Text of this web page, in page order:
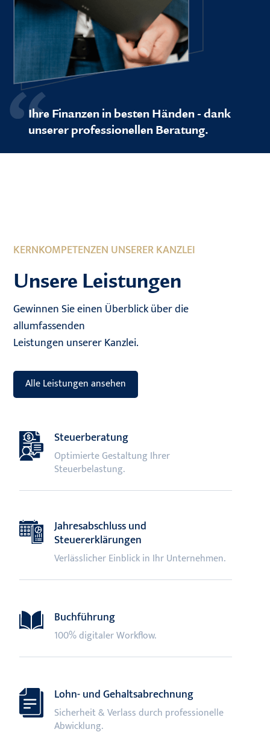
Ihre Finanzen in besten Händen - dank
unserer professionellen Beratung.
KERNKOMPETENZEN UNSERER KANZLEI
Unsere Leistungen
Gewinnen Sie einen Überblick über die
allumfassenden
Leistungen unserer Kanzlei.
Alle Leistungen ansehen
Steuerberatung
Optimierte Gestaltung Ihrer
Steuerbelastung.
Jahresabschluss und
Steuererklärungen
Verlässlicher Einblick in Ihr Unternehmen.
Buchführung
100% digitaler Workflow.
Lohn- und Gehaltsabrechnung
Sicherheit & Verlass durch professionelle
Abwicklung.